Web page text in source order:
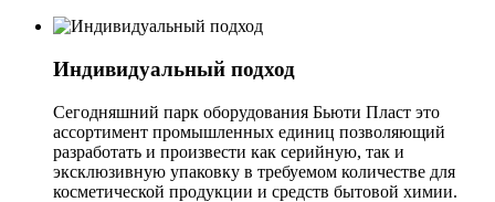
Индивидуальный подход
Сегодняшний парк оборудования Бьюти Пласт это
ассортимент промышленных единиц позволяющий
разработать и произвести как серийную, так и
эксклюзивную упаковку в требуемом количестве для
косметической продукции и средств бытовой химии.